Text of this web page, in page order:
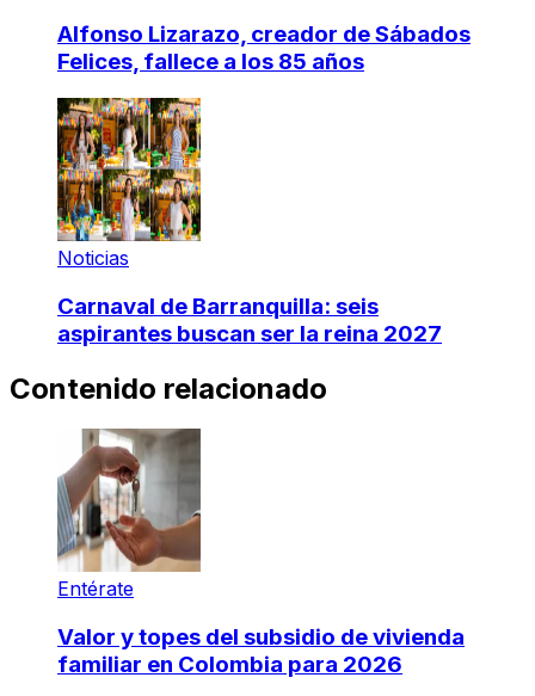
Alfonso Lizarazo, creador de Sábados
Felices, fallece a los 85 años
Noticias
Carnaval de Barranquilla: seis
aspirantes buscan ser la reina 2027
Contenido relacionado
Entérate
Valor y topes del subsidio de vivienda
familiar en Colombia para 2026